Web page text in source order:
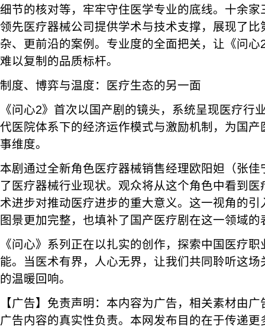
细节的核对等，牢牢守住医学专业的底线。十余
领先医疗器械公司提供学术与技术支撑，展现了
杂、更前沿的案例。专业度的全面把关，让《问
难以复制的品质标杆。
制度、博弈与温度：医疗生态的另一面
《问心2》首次以国产剧的镜头，系统呈现医疗行
代医院体系下的经济运作模式与激励机制，为国
事维度。
本剧通过全新角色医疗器械销售经理欧阳妲（张
了医疗器械行业现状。观众将从这个角色中看到
术进步对推动医疗进步的重大意义。这一视角的
图景更加完整，也填补了国产医疗剧在这一领域的
《问心》系列正在以扎实的创作，探索中国医疗职
能。当医术有界，人心无界，让我们共同聆听这
的温暖回响。
【广告】免责声明：本内容为广告，相关素材由
广告内容的真实性负责。本网发布目的在于传递